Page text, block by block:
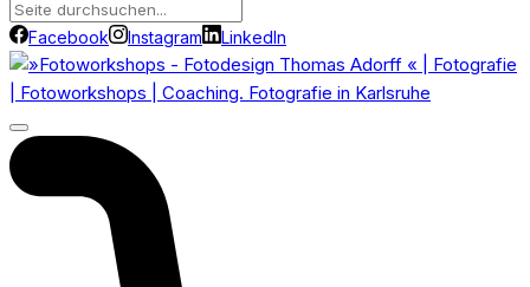
Facebook Instagram LinkedIn